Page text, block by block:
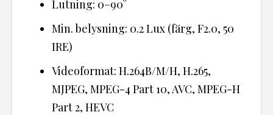
Lutning: 0–90°
Min. belysning: 0.2 Lux (färg, F2.0, 50
IRE)
Videoformat: H.264B/M/H, H.265,
MJPEG, MPEG-4 Part 10, AVC, MPEG-H
Part 2, HEVC